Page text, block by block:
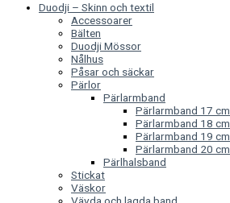
Duodji – Skinn och textil
Accessoarer
Bälten
Duodji Mössor
Nålhus
Påsar och säckar
Pärlor
Pärlarmband
Pärlarmband 17 cm
Pärlarmband 18 cm
Pärlarmband 19 cm
Pärlarmband 20 cm
Pärlhalsband
Stickat
Väskor